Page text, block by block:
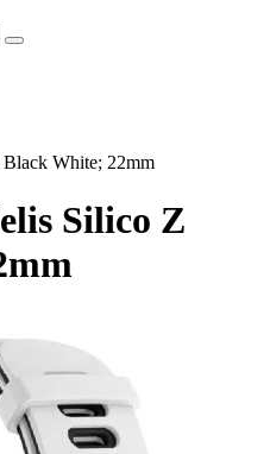
White; 22mm
Silico Z